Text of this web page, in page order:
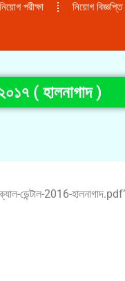
নিয়োগ পরীক্ষা নিয়োগ বিজ্ঞপ্তি
( হালনাগাদ )
2016-